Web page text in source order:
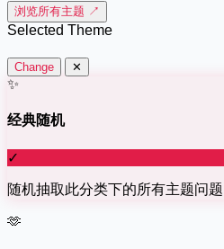
浏览所有主题 ↗
Selected Theme
Change ✕
✨
经典随机
✓
随机抽取此分类下的所有主题问题
🫶